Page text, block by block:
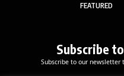
FEATURED
Subscribe
Subscribe to our